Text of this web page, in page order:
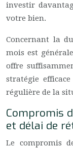
investir
votre bien.
Concernant la
mois est
offre
stratégie
régulière de la
Compromis
et délai de
Le compromis